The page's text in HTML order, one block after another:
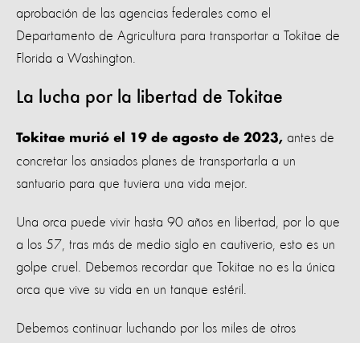
aprobación de las agencias federales como el
Departamento de Agricultura para transportar a Tokitae de
Florida a Washington.
La lucha por la libertad de Tokitae
Tokitae murió el 19 de agosto de 2023, antes de
concretar los ansiados planes de transportarla a un
santuario para que tuviera una vida mejor.
Una orca puede vivir hasta 90 años en libertad, por lo que
a los 57, tras más de medio siglo en cautiverio, esto es un
golpe cruel. Debemos recordar que Tokitae no es la única
orca que vive su vida en un tanque estéril.
Debemos continuar luchando por los miles de otros